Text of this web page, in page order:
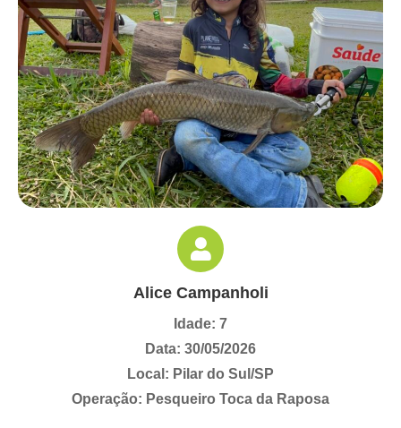
Alice Campanholi
Idade: 7
Data: 30/05/2026
Local: Pilar do Sul/SP
Operação: Pesqueiro Toca da Raposa